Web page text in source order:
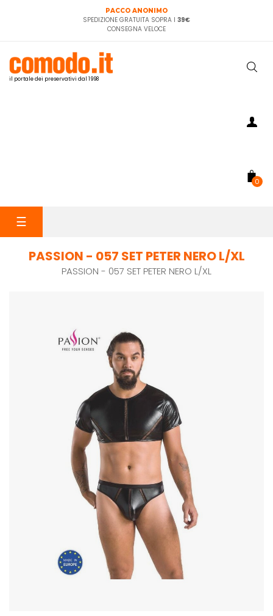
PACCO ANONIMO
SPEDIZIONE GRATUITA SOPRA I 39€
CONSEGNA VELOCE
il portale dei preservativi dal 1998
0
navigazione
☰
PASSION - 057 SET PETER NERO L/XL
PASSION - 057 SET PETER NERO L/XL